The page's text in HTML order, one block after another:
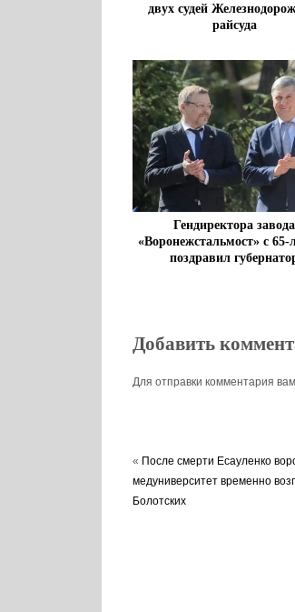
двух судей
райсуда
Гендиректора завода
«Воронежстальмост» с 65-
поздравил
Добавить
Для отправки комментария
« После смерти Есауленко
медуниверситет временно
Болотских